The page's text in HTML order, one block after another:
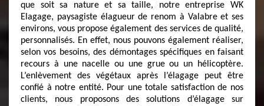
que soit sa nature et sa taille, notre entreprise WK
Elagage, paysagiste élagueur de renom à Valabre et ses
environs, vous propose également des services de qualité,
personnalisés. En effet, nous pouvons également réaliser,
selon vos besoins, des démontages spécifiques en faisant
recours à une nacelle ou une grue ou un hélicoptère.
L’enlèvement des végétaux après l’élagage peut être
confié à notre entité. Pour une totale satisfaction de nos
clients, nous proposons des solutions d’élagage sur